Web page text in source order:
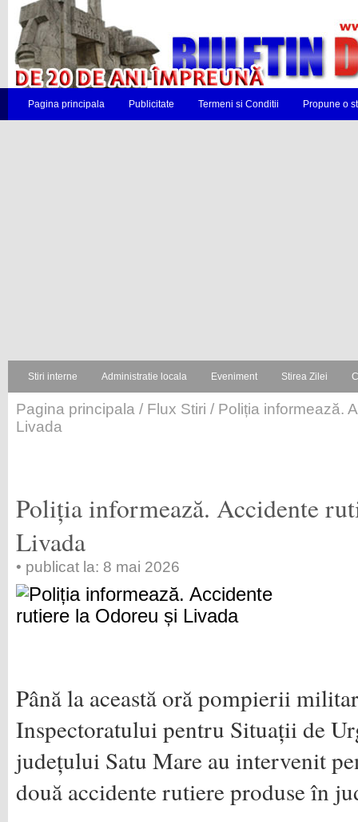
Pagina principala Publicitate Termeni si Conditii Propune o
Stiri interne Administratie locala Eveniment Stirea Zilei
Pagina principala / Flux Stiri / Poliția informează.
Livada
Poliția informează. Accidente
Livada
• publicat la: 8 mai 2026
Până la această oră pompierii
Inspectoratului pentru Situații de
județului Satu Mare au intervenit
două accidente rutiere produse în